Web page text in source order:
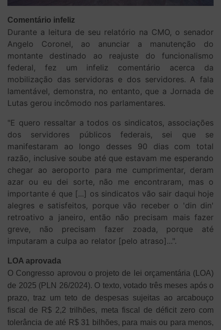
Comentário infeliz
Durante a leitura de seu relatório na CMO, o senador
Angelo Coronel, ao anunciar a manutenção do
montante destinado ao reajuste do funcionalismo
federal, fez um infeliz comentário acerca da
mobilização das servidoras e dos servidores. A fala
lamentável, demonstra, no entanto, que a Jornada de
Lutas gerou incômodo nos parlamentares.
"E quero ressaltar a todos os sindicatos, associações
dos servidores públicos federais, sei que se
manifestaram ao longo desses 90 dias com total
razão, inclusive soube até que estavam me esperando
chegar ao aeroporto para me cumprimentar, deram
azar ou eu dei sorte, não me encontraram, mas o
importante é que [...] os sindicatos vão sair daqui hoje
alegres e satisfeitos, porque vão receber o 'din din'
retroativo a janeiro, então não precisam mais fazer
greve, não precisam fazer zoada, porque até
imputaram a culpa ao relator [pelo atraso]...".
LOA aprovada
O Congresso aprovou o projeto de lei orçamentária (LOA)
de 2025 (PLN 26/2024). O texto, votado três meses após o
prazo, traz um teto de despesas sujeitas ao arcabouço
fiscal de R$ 2,2 trilhões, meta fiscal de déficit zero com
tolerância de até R$ 31 bilhões, para mais ou para menos,